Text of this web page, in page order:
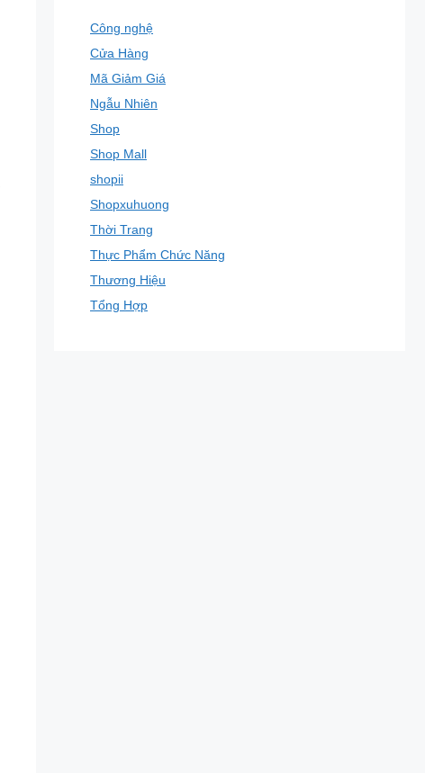
Công nghệ
Cửa Hàng
Mã Giảm Giá
Ngẫu Nhiên
Shop
Shop Mall
shopii
Shopxuhuong
Thời Trang
Thực Phẩm Chức Năng
Thương Hiệu
Tổng Hợp